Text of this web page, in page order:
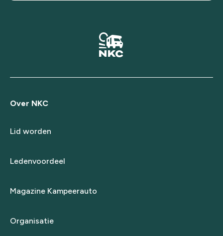
Over NKC
Lid worden
Ledenvoordeel
Magazine Kampeerauto
Organisatie